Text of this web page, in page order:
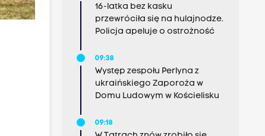
16-latka bez kasku
przewróciła się na hulajnodze.
Policja apeluje o ostrożność
09:38
Występ zespołu Perlyna z
ukraińskiego Zaporoża w
Domu Ludowym w Kościelisku
09:18